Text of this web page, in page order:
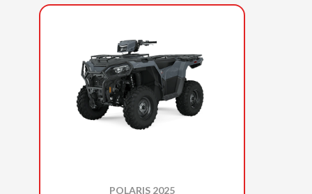
POLARIS 2025